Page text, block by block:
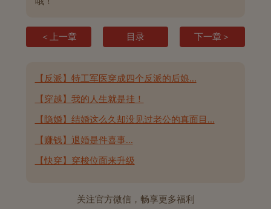
＜上一章 目录 下一章＞
【反派】特工军医穿成四个反派的后娘...
【穿越】我的人生就是挂！
【隐婚】结婚这么久却没见过老公的真面目...
【赚钱】退婚是件喜事...
【快穿】穿梭位面来升级
关注官方微信，畅享更多福利